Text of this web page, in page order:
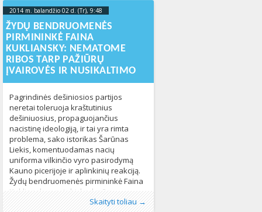
2014 m. balandžio 02 d. (Tr), 9:48
10T14:03:53+00:00
ŽYDŲ BENDRUOMENĖS
PIRMININKĖ FAINA
KUKLIANSKY: NEMATOME
RIBOS TARP PAŽIŪRŲ
ĮVAIROVĖS IR NUSIKALTIMO
Pagrindinės dešiniosios partijos
neretai toleruoja kraštutinius
dešiniuosius, propaguojančius
nacistinę ideologiją, ir tai yra rimta
problema, sako istorikas Šarūnas
Liekis, komentuodamas nacių
uniforma vilkinčio vyro pasirodymą
Kauno picerijoje ir aplinkinių reakciją.
Žydų bendruomenės pirmininkė Faina
Kukliansky pastebi, kad mūsų
visuomenė kartais nemato ribos tarp
Skaityti toliau →
Publikavo:Aliona, LGL
Kategorijos:Lietuvoje,Naujienos253
Žymos:antisemitizmas,diskriminacija,
nacizmas,tolerancija484